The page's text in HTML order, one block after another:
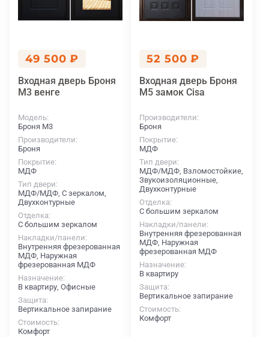
49 500 ₽
Входная дверь Броня
М3 венге
Модель
Броня М3
Производители
Броня
Покрытие
МДФ
Тип двери
МДФ/МДФ, С зеркалом,
Двухконтурные
Отделка
С большим зеркалом
Накладки/панели
Внутренняя фрезерованная
МДФ, Наружная
фрезерованная МДФ
Назначение
В квартиру, Офисные
Защита
Вертикальное запирание
Стоимость
Комфорт
52 500 ₽
Входная дверь Броня
M5 замок Cisa
Производители
Броня
Покрытие
МДФ
Тип двери
МДФ/МДФ, Взломостойкие,
Звукоизоляционные,
Двухконтурные
Отделка
С большим зеркалом
Накладки/панели
Внутренняя фрезерованная
МДФ, Наружная
фрезерованная МДФ
Назначение
В квартиру
Защита
Вертикальное запирание
Стоимость
Комфорт